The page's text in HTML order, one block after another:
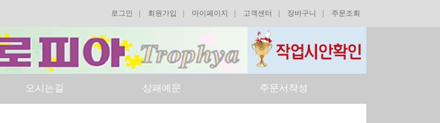
로그인 회원가입 마이페이지 고객센터 장바구니 주문조회
오시는길 상패예문 주문서작성